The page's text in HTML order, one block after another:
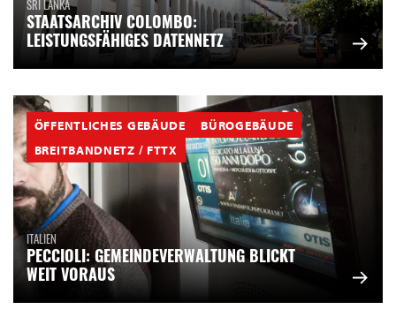
SRI LANKA
STAATSARCHIV COLOMBO:
LEISTUNGSFÄHIGES DATENNETZ
ÖFFENTLICHES GEBÄUDE
BÜROGEBÄUDE
BREITBANDNETZ / FTTX
ITALIEN
PECCIOLI: GEMEINDEVERWALTUNG BLICKT
WEIT VORAUS